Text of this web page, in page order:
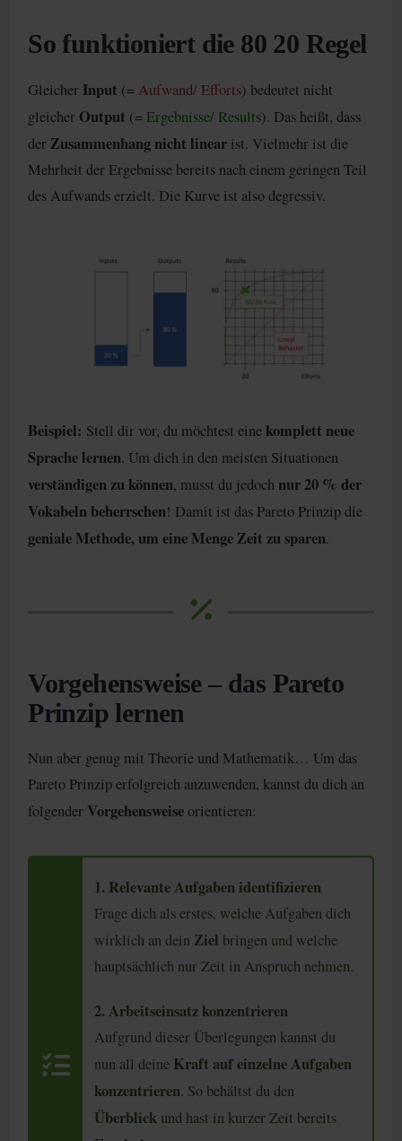
So funktioniert die 80 20 Regel
Gleicher Input (= Aufwand/ Efforts) bedeutet nicht
gleicher Output (= Ergebnisse/ Results). Das heißt, dass
der Zusammenhang nicht linear ist. Vielmehr ist die
Mehrheit der Ergebnisse bereits nach einem geringen Teil
des Aufwands erzielt. Die Kurve ist also degressiv.
Beispiel: Stell dir vor, du möchtest eine komplett neue
Sprache lernen. Um dich in den meisten Situationen
verständigen zu können, musst du jedoch nur 20 % der
Vokabeln beherrschen! Damit ist das Pareto Prinzip die
geniale Methode, um eine Menge Zeit zu sparen.
Vorgehensweise – das Pareto
Prinzip lernen
Nun aber genug mit Theorie und Mathematik… Um das
Pareto Prinzip erfolgreich anzuwenden, kannst du dich an
folgender Vorgehensweiseorientieren:
1. Relevante Aufgaben identifizieren
Frage dich als erstes, welche Aufgaben dich
wirklich an dein Ziel bringen und welche
hauptsächlich nur Zeit in Anspruch nehmen.
2. Arbeitseinsatz konzentrieren
Aufgrund dieser Überlegungen kannst du
nun all deine Kraft auf einzelne Aufgaben
konzentrieren. So behältst du den
Überblick und hast in kurzer Zeit bereits